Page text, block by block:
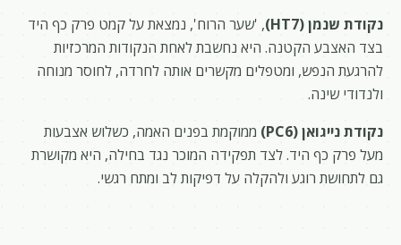
נקודת שנמן (HT7)
, 'שער הרוח', נמצאת על קמט פרק כף היד
בצד האצבע הקטנה. היא נחשבת לאחת הנקודות המרכזיות
להרגעת הנפש, ומטפלים מקשרים אותה לחרדה, לחוסר מנוחה
ולנדודי שינה.
נקודת נייגואן (PC6)
ממוקמת בפנים האמה, כשלוש אצבעות
מעל פרק כף היד. לצד תפקידה המוכר נגד בחילה, היא מקושרת
גם לתחושת רוגע ולהקלה על דפיקות לב ומתח רגשי.